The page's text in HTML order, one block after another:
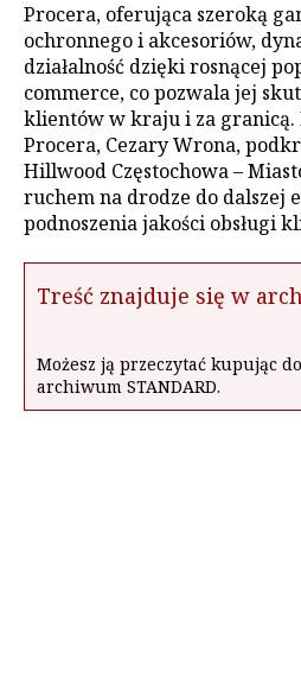
Procera, oferująca szeroką
ochronnego i akcesoriów,
działalność dzięki rosnącej
commerce, co pozwala jej
klientów w kraju i za granicą.
Procera, Cezary Wrona,
Hillwood Częstochowa –
ruchem na drodze do dalszej
podnoszenia jakości obsługi
Treść znajduje się w
Możesz ją przeczytać kupując
archiwum STANDARD.